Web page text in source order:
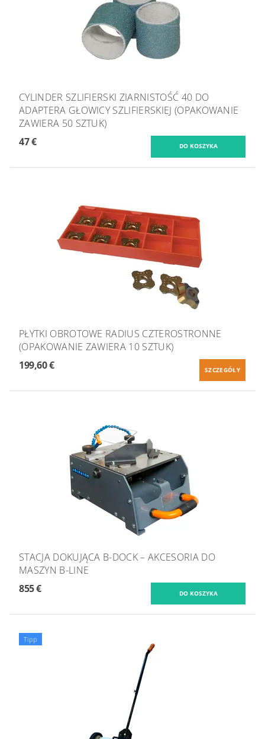
CYLINDER SZLIFIERSKI ZIARNISTOŚĆ 40 DO
ADAPTERA GŁOWICY SZLIFIERSKIEJ (OPAKOWANIE
ZAWIERA 50 SZTUK)
47 €
PŁYTKI OBROTOWE RADIUS CZTEROSTRONNE
(OPAKOWANIE ZAWIERA 10 SZTUK)
199,60 €
SZCZEGÓŁY
STACJA DOKUJĄCA B-DOCK – AKCESORIA DO
MASZYN B-LINE
855 €
Tipp